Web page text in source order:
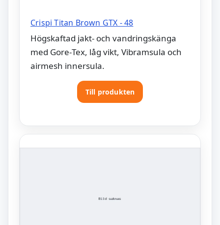
Crispi Titan Brown GTX - 48
Högskaftad jakt- och vandringskänga
med Gore‑Tex, låg vikt, Vibramsula och
airmesh innersula.
Till produkten